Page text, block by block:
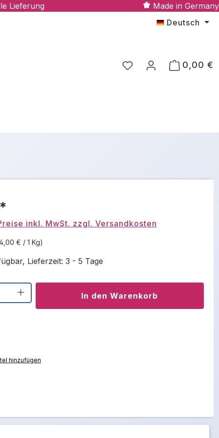
Lieferung
Made in Germany
Deutsch
0,00 €
inkl. MwSt. zzgl. Versandkosten
€ / 1 Kg)
Lieferzeit: 3 - 5 Tage
Gib den gewünschten Wert
In den Warenkorb
hinzufügen